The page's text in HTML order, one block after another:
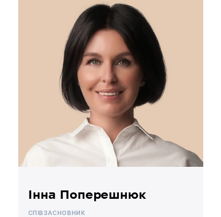
Інна Поперешнюк
СПІВЗАСНОВНИК